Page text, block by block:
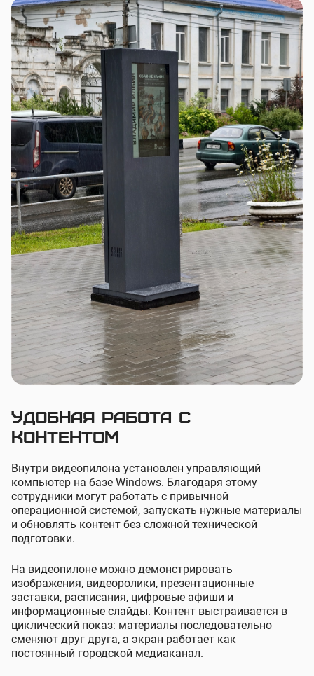
Удобная работа с
контентом
Внутри видеопилона установлен управляющий
компьютер на базе Windows. Благодаря этому
сотрудники могут работать с привычной
операционной системой, запускать нужные материалы
и обновлять контент без сложной технической
подготовки.
На видеопилоне можно демонстрировать
изображения, видеоролики, презентационные
заставки, расписания, цифровые афиши и
информационные слайды. Контент выстраивается в
циклический показ: материалы последовательно
сменяют друг друга, а экран работает как
постоянный городской медиаканал.